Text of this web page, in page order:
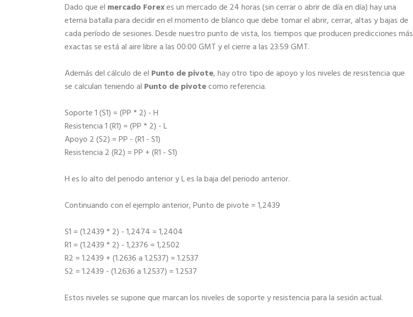
Dado que el mercado Forexes un mercado de 24 horas (sin cerrar o abrir de día en día) hay una
eterna batalla para decidir en el momento de blanco que debe tomar el abrir, cerrar, altas y bajas de
cada período de sesiones. Desde nuestro punto de vista, los tiempos que producen predicciones más
exactas se está al aire libre a las 00:00 GMT y el cierre a las 23:59 GMT.
Además del cálculo de el Punto de pivote, hay otro tipo de apoyo y los niveles de resistencia que
se calculan teniendo al Punto de pivotecomo referencia.
Soporte 1 (S1) = (PP * 2) - H
Resistencia 1 (R1) = (PP * 2) - L
Apoyo 2 (S2) = PP - (R1 - S1)
Resistencia 2 (R2) = PP + (R1 - S1)
H es lo alto del periodo anterior y L es la baja del periodo anterior.
Continuando con el ejemplo anterior, Punto de pivote = 1,2439
S1 = (1.2439 * 2) - 1,2474 = 1,2404
R1 = (1.2439 * 2) - 1,2376 = 1,2502
R2 = 1.2439 + (1.2636 a 1.2537) = 1.2537
S2 = 1.2439 - (1.2636 a 1.2537) = 1.2537
Estos niveles se supone que marcan los niveles de soporte y resistencia para la sesión actual.